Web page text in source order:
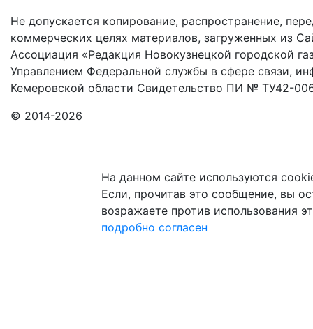
Не допускается копирование, распространение,
коммерческих целях материалов, загруженных из
Ассоциация «Редакция Новокузнецкой городской
Управлением Федеральной службы в сфере связи,
Кемеровской области Свидетельство ПИ № ТУ42-
© 2014-2026
На данном сайте используются
Если, прочитав это сообщение, вы
возражаете против использования
подробно согласен